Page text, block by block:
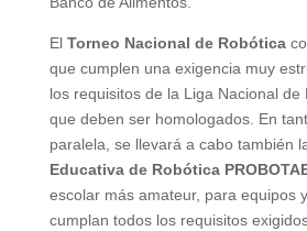
El Torneo Nacional de Robótica
que cumplen una exigencia muy
los requisitos de la Liga Nacional de
que deben ser homologados. En
paralela, se llevará a cabo también
Educativa de Robótica
escolar más amateur, para equipos
cumplan todos los requisitos